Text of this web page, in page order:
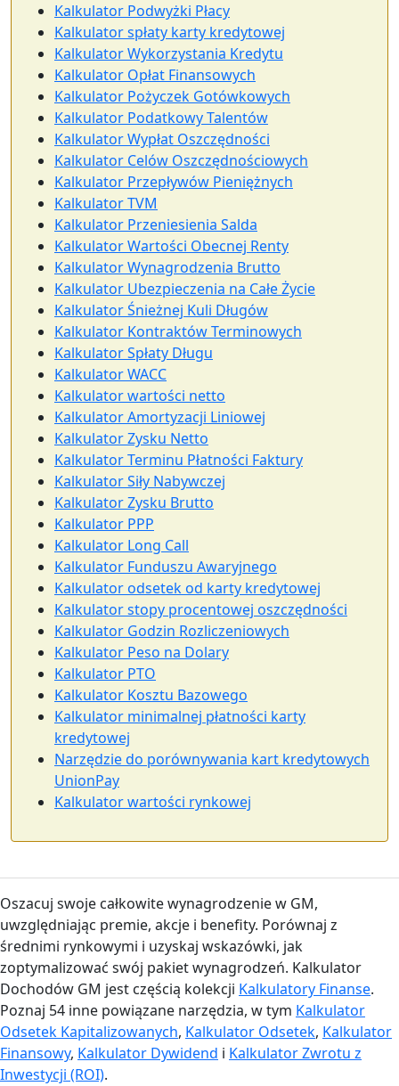
Kalkulator Podwyżki Płacy
Kalkulator spłaty karty kredytowej
Kalkulator Wykorzystania Kredytu
Kalkulator Opłat Finansowych
Kalkulator Pożyczek Gotówkowych
Kalkulator Podatkowy Talentów
Kalkulator Wypłat Oszczędności
Kalkulator Celów Oszczędnościowych
Kalkulator Przepływów Pieniężnych
Kalkulator TVM
Kalkulator Przeniesienia Salda
Kalkulator Wartości Obecnej Renty
Kalkulator Wynagrodzenia Brutto
Kalkulator Ubezpieczenia na Całe Życie
Kalkulator Śnieżnej Kuli Długów
Kalkulator Kontraktów Terminowych
Kalkulator Spłaty Długu
Kalkulator WACC
Kalkulator wartości netto
Kalkulator Amortyzacji Liniowej
Kalkulator Zysku Netto
Kalkulator Terminu Płatności Faktury
Kalkulator Siły Nabywczej
Kalkulator Zysku Brutto
Kalkulator PPP
Kalkulator Long Call
Kalkulator Funduszu Awaryjnego
Kalkulator odsetek od karty kredytowej
Kalkulator stopy procentowej oszczędności
Kalkulator Godzin Rozliczeniowych
Kalkulator Peso na Dolary
Kalkulator PTO
Kalkulator Kosztu Bazowego
Kalkulator minimalnej płatności karty
kredytowej
Narzędzie do porównywania kart kredytowych
UnionPay
Kalkulator wartości rynkowej
Oszacuj swoje całkowite wynagrodzenie w GM,
uwzględniając premie, akcje i benefity. Porównaj z
średnimi rynkowymi i uzyskaj wskazówki, jak
zoptymalizować swój pakiet wynagrodzeń. Kalkulator
Dochodów GM jest częścią kolekcji Kalkulatory Finanse.
Poznaj 54 inne powiązane narzędzia, w tym Kalkulator
Odsetek Kapitalizowanych, Kalkulator Odsetek, Kalkulator
Finansowy, Kalkulator Dywidend i Kalkulator Zwrotu z
Inwestycji (ROI).